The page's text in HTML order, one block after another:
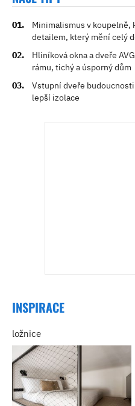
Minimalismus v koupelně,
detailem, který mění celý
Hliníková okna a dveře
rámu, tichý a úsporný dům
Vstupní dveře
lepší izolace
INSPIRACE
ložnice